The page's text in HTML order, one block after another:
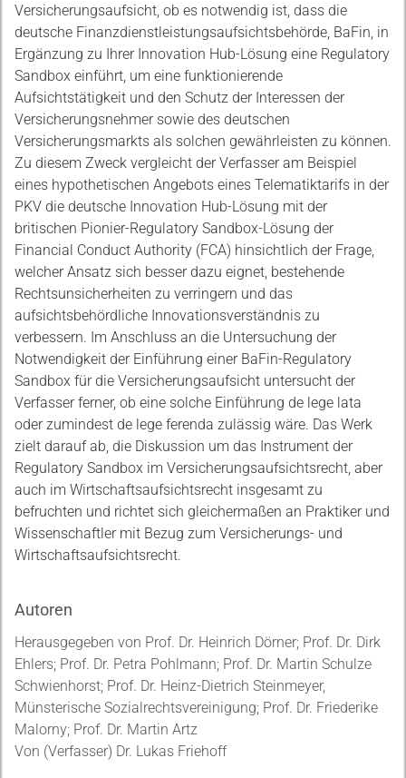
Versicherungsaufsicht, ob es notwendig ist, dass die
deutsche Finanzdienstleistungsaufsichtsbehörde, BaFin, in
Ergänzung zu Ihrer Innovation Hub-Lösung eine Regulatory
Sandbox einführt, um eine funktionierende
Aufsichtstätigkeit und den Schutz der Interessen der
Versicherungsnehmer sowie des deutschen
Versicherungsmarkts als solchen gewährleisten zu können.
Zu diesem Zweck vergleicht der Verfasser am Beispiel
eines hypothetischen Angebots eines Telematiktarifs in der
PKV die deutsche Innovation Hub-Lösung mit der
britischen Pionier-Regulatory Sandbox-Lösung der
Financial Conduct Authority (FCA) hinsichtlich der Frage,
welcher Ansatz sich besser dazu eignet, bestehende
Rechtsunsicherheiten zu verringern und das
aufsichtsbehördliche Innovationsverständnis zu
verbessern. Im Anschluss an die Untersuchung der
Notwendigkeit der Einführung einer BaFin-Regulatory
Sandbox für die Versicherungsaufsicht untersucht der
Verfasser ferner, ob eine solche Einführung de lege lata
oder zumindest de lege ferenda zulässig wäre. Das Werk
zielt darauf ab, die Diskussion um das Instrument der
Regulatory Sandbox im Versicherungsaufsichtsrecht, aber
auch im Wirtschaftsaufsichtsrecht insgesamt zu
befruchten und richtet sich gleichermaßen an Praktiker und
Wissenschaftler mit Bezug zum Versicherungs- und
Wirtschaftsaufsichtsrecht.
Autoren
Herausgegeben von Prof. Dr. Heinrich Dörner; Prof. Dr. Dirk
Ehlers; Prof. Dr. Petra Pohlmann; Prof. Dr. Martin Schulze
Schwienhorst; Prof. Dr. Heinz-Dietrich Steinmeyer,
Münsterische Sozialrechtsvereinigung; Prof. Dr. Friederike
Malorny; Prof. Dr. Martin Artz
Von (Verfasser) Dr. Lukas Friehoff